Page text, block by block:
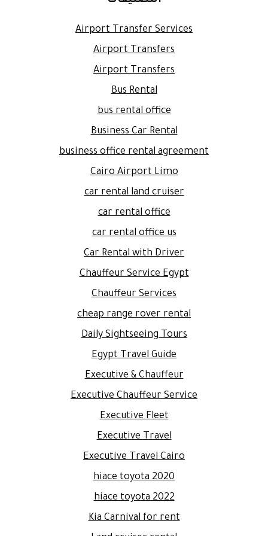
Airport Transfer Services
Airport Transfers
Airport Transfers
Bus Rental
bus rental office
Business Car Rental
business office rental agreement
Cairo Airport Limo
car rental land cruiser
car rental office
car rental office us
Car Rental with Driver
Chauffeur Service Egypt
Chauffeur Services
cheap range rover rental
Daily Sightseeing Tours
Egypt Travel Guide
Executive & Chauffeur
Executive Chauffeur Service
Executive Fleet
Executive Travel
Executive Travel Cairo
hiace toyota 2020
hiace toyota 2022
Kia Carnival for rent